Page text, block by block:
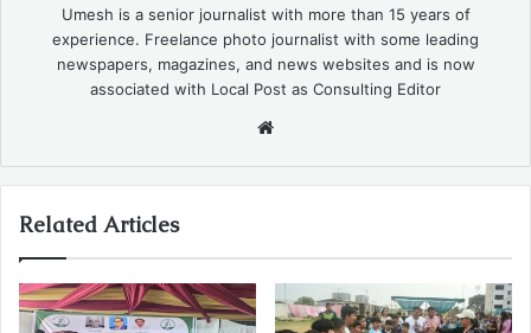
Umesh is a senior journalist with more than 15 years of
experience. Freelance photo journalist with some leading
newspapers, magazines, and news websites and is now
associated with Local Post as Consulting Editor
Related Articles